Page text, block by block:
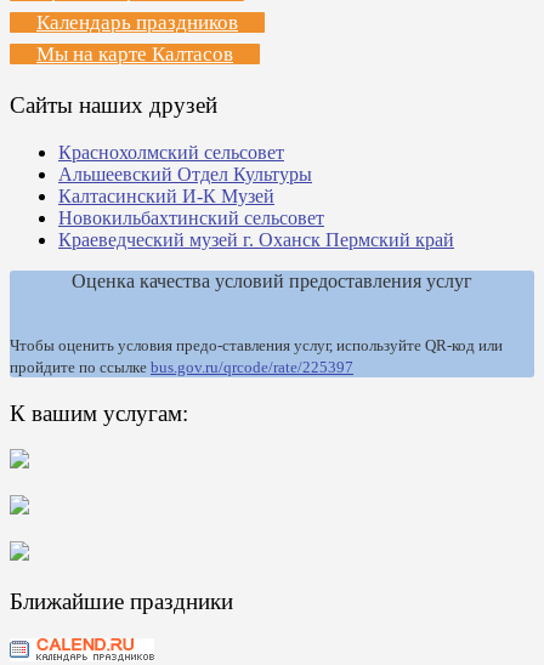
Календарь праздников
Мы на карте Калтасов
Сайты наших друзей
Краснохолмский сельсовет
Альшеевский Отдел Культуры
Калтасинский И-К Музей
Новокильбахтинский сельсовет
Краеведческий музей г. Оханск Пермский край
Оценка качества условий предоставления услуг
Чтобы оценить условия предо-ставления услуг, используйте QR-код или
пройдите по ссылке bus.gov.ru/qrcode/rate/225397
К вашим услугам:
Ближайшие праздники